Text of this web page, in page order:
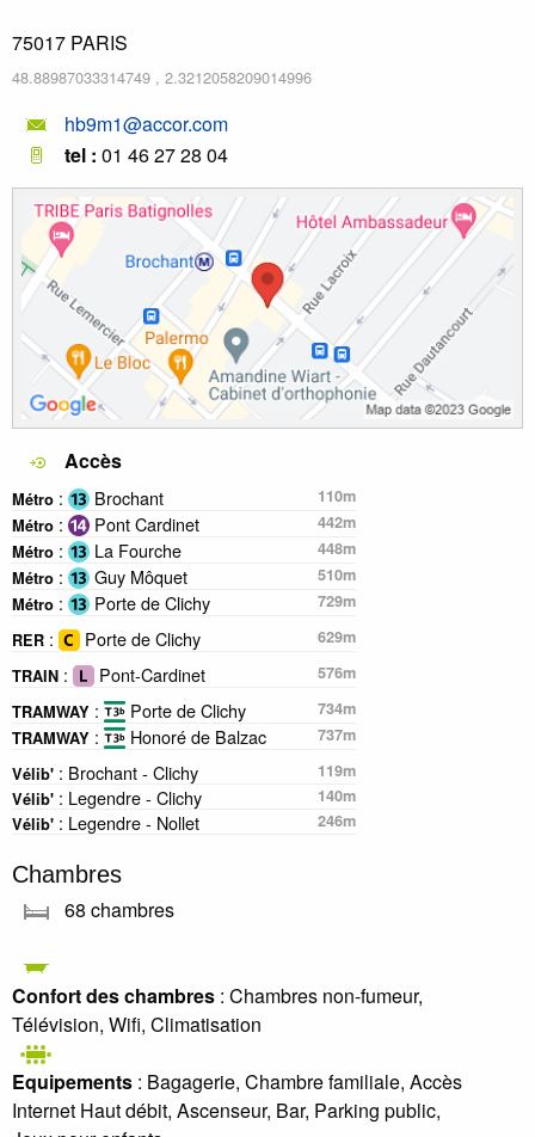
75017 PARIS
48.88987033314749 , 2.3212058209014996
hb9m1@accor.com
tel : 01 46 27 28 04
Accès
Métro : Brochant
110m
Métro : Pont Cardinet
442m
Métro : La Fourche
448m
Métro : Guy Môquet
510m
Métro : Porte de Clichy
729m
RER : Porte de Clichy
629m
TRAIN : Pont-Cardinet
576m
TRAMWAY : Porte de Clichy
734m
TRAMWAY : Honoré de Balzac
737m
Vélib' : Brochant - Clichy
119m
Vélib' : Legendre - Clichy
140m
Vélib' : Legendre - Nollet 246m
Chambres
68 chambres
Confort des chambres : Chambres non-fumeur,
Télévision, Wifi, Climatisation
Equipements : Bagagerie, Chambre familiale, Accès
Internet Haut débit, Ascenseur, Bar, Parking public,